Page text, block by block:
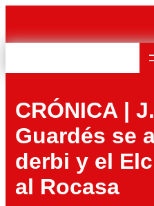
contenido
CRÓNICA |
Guardés se
derbi y el
al Rocasa